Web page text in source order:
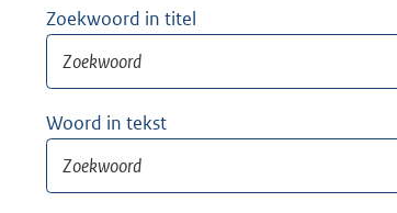
Zoekwoord in titel
Woord in tekst